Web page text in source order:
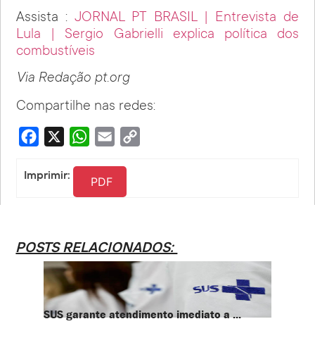
Assista : JORNAL PT BRASIL | Entrevista de
Lula | Sergio Gabrielli explica política dos
combustíveis
Via Redação pt.org
Compartilhe nas redes:
Facebook WhatsApp
Email
Imprimir: PDF
POSTS RELACIONADOS:
SUS garante atendimento imediato a ...